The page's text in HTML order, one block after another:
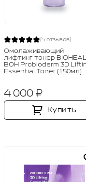
(5 отзывов)
Омолаживающий
лифтинг‑тонер
BOH Probioderm 3D
Essential Toner (150мл)
4 000 ₽
Купить